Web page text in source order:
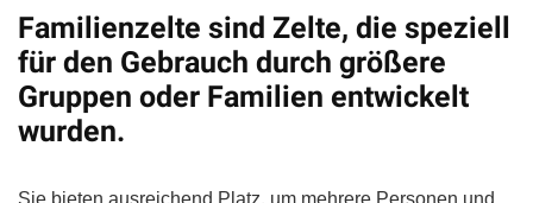
Familienzelte sind Zelte, die speziell
für den Gebrauch durch größere
Gruppen oder Familien entwickelt
wurden.
Sie bieten ausreichend Platz, um mehrere Personen und